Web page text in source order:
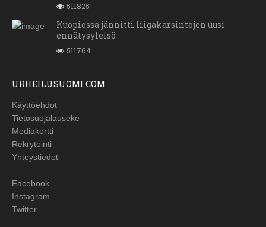
511825
Kuopiossa jännitti liigakarsintojen uusi
ennätysyleisö
511764
URHEILUSUOMI.COM
Käyttöehdot
Tietosuojalauseke
Mediakortti
Rekrytointi
Yhteystiedot
Facebook
Instagram
Twitter